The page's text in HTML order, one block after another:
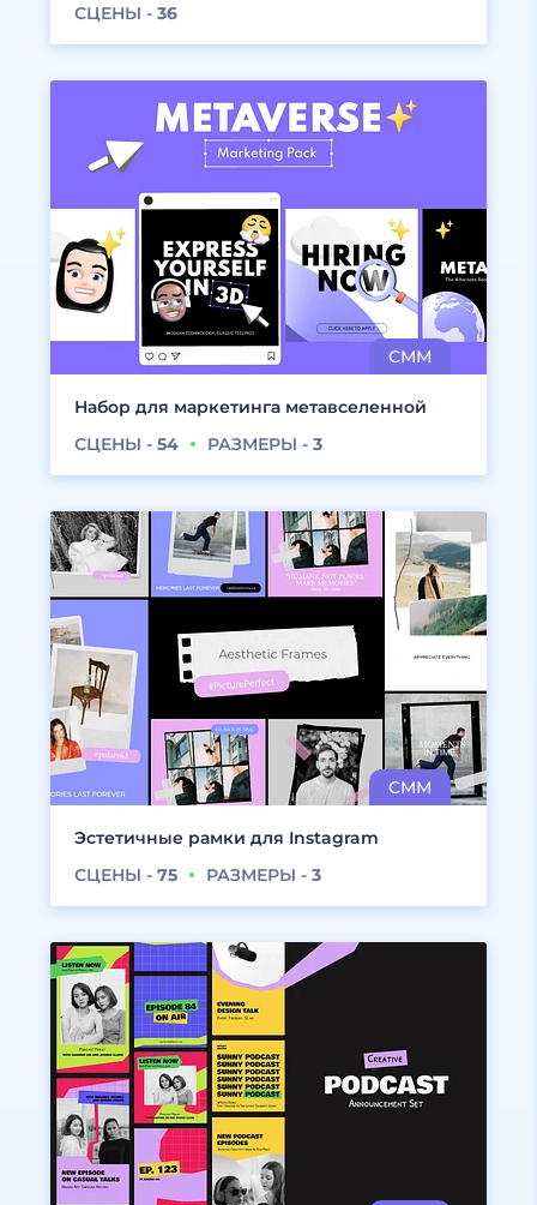
СЦЕНЫ - 36
Набор для маркетинга метавселенной
СЦЕНЫ - 54 РАЗМЕРЫ - 3
Эстетичные рамки для Instagram
СЦЕНЫ - 75 РАЗМЕРЫ - 3